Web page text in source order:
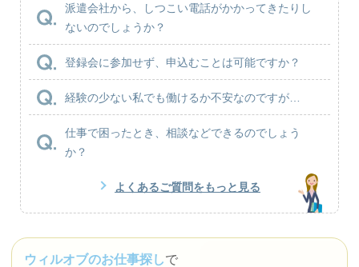
派遣会社から、しつこい電話がかかってきたりし
ないのでしょうか？
登録会に参加せず、申込むことは可能ですか？
経験の少ない私でも働けるか不安なのですが…
仕事で困ったとき、相談などできるのでしょう
か？
よくあるご質問をもっと見る
ウィルオブのお仕事探しで